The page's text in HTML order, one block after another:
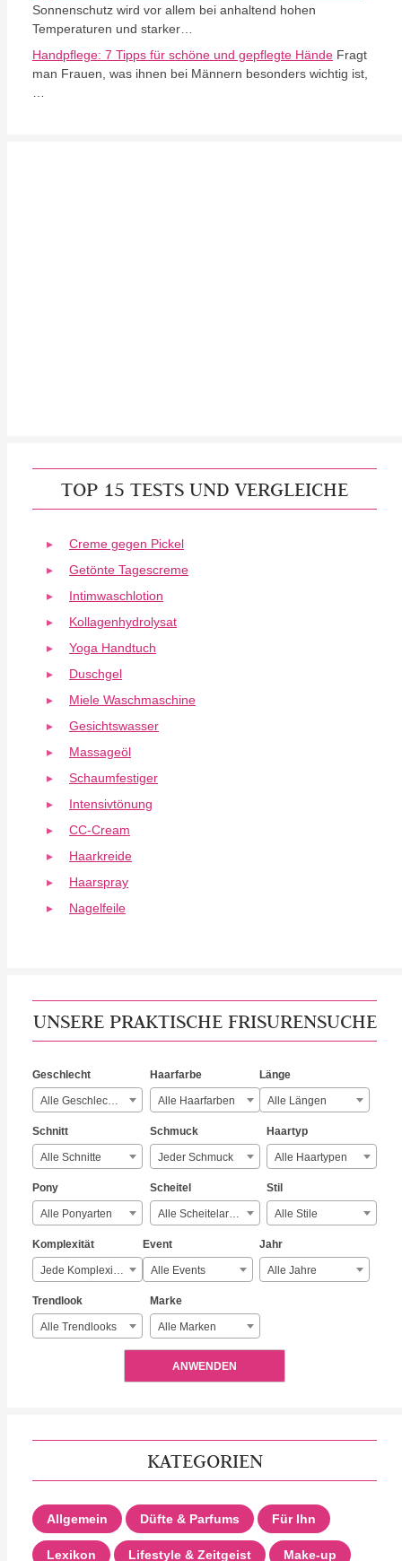
Sonnenschutz wird vor allem bei anhaltend hohen
Temperaturen und starker…
Handpflege: 7 Tipps für schöne und gepflegte Hände Fragt
man Frauen, was ihnen bei Männern besonders wichtig ist,
…
TOP 15 TESTS UND VERGLEICHE
Creme gegen Pickel
Getönte Tagescreme
Intimwaschlotion
Kollagenhydrolysat
Yoga Handtuch
Duschgel
Miele Waschmaschine
Gesichtswasser
Massageöl
Schaumfestiger
Intensivtönung
CC-Cream
Haarkreide
Haarspray
Nagelfeile
UNSERE PRAKTISCHE FRISURENSUCHE
Geschlecht
Alle Geschlechter
Haarfarbe
Alle Haarfarben
Länge
Alle Längen
Schnitt
Alle Schnitte
Schmuck
Jeder Schmuck
Haartyp
Alle Haartypen
Pony
Alle Ponyarten
Scheitel
Alle Scheitelarten
Stil
Alle Stile
Komplexität
Jede Komplexität
Event
Alle Events
Jahr
Alle Jahre
Trendlook
Alle Trendlooks
Marke
Alle Marken
ANWENDEN
KATEGORIEN
Allgemein Düfte & Parfums Für Ihn
Lexikon Lifestyle & Zeitgeist Make-up